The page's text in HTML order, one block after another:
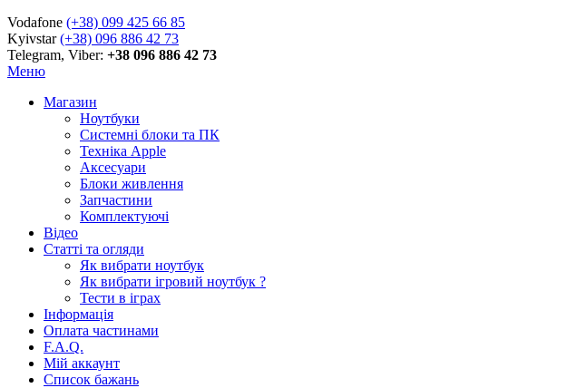
Vodafone (+38) 099 425 66 85
Kyivstar(+38) 096 886 42 73
Telegram, Viber: +38 096 886 42 73
Меню
Магазин
Ноутбуки
Системні блоки та ПК
Техніка Apple
Аксесуари
Блоки живлення
Запчастини
Комплектуючі
Відео
Статті та огляди
Як вибрати ноутбук
Як вибрати ігровий ноутбук ?
Тести в іграх
Інформація
Оплата частинами
F.A.Q.
Мій аккаунт
Список бажань